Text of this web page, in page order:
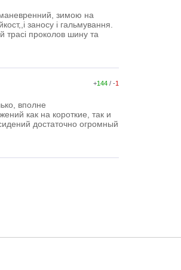
зимою на
заносу і гальмування.
трасі проколов шину та
+144 / -1
вполне
как на короткие, так и
достаточно огромный